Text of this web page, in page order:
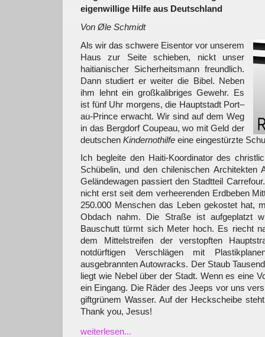
eigenwillige Hilfe aus Deutschland
Von Øle Schmidt
Als wir das schwere Eisentor vor unserem
Haus zur Seite schieben, nickt unser
haitianischer Sicherheitsmann freundlich.
Dann studiert er weiter die Bibel. Neben
ihm lehnt ein großkalibriges Gewehr. Es
ist fünf Uhr morgens, die Hauptstadt Port–
au-Prince erwacht. Wir sind auf dem Weg
in das Bergdorf Coupeau, wo mit Geld der
deutschen Kindernothilfe eine eingestürzte
Ich begleite den Haiti-Koordinator des
Schübelin, und den chilenischen Architekten
Geländewagen passiert den Stadtteil
nicht erst seit dem verheerenden Erdbeben
250.000 Menschen das Leben gekostet hat,
Obdach nahm. Die Straße ist aufgeplatzt
Bauschutt türmt sich Meter hoch. Es riecht
dem Mittelstreifen der verstopften
notdürftigen Verschlägen mit
ausgebrannten Autowracks. Der Staub
liegt wie Nebel über der Stadt. Wenn es eine
ein Eingang. Die Räder des Jeeps vor uns
giftgrünem Wasser. Auf der Heckscheibe
Thank you, Jesus!
weiterlesen...